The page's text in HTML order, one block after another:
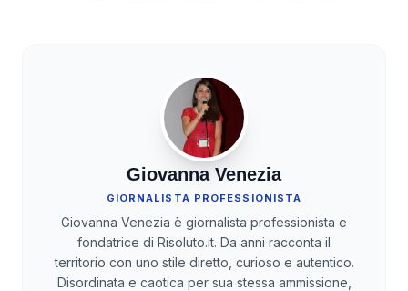
Giovanna Venezia
GIORNALISTA PROFESSIONISTA
Giovanna Venezia è giornalista professionista e
fondatrice di Risoluto.it. Da anni racconta il
territorio con uno stile diretto, curioso e autentico.
Disordinata e caotica per sua stessa ammissione,